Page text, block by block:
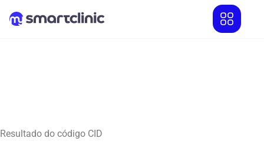
Resultado do código CID